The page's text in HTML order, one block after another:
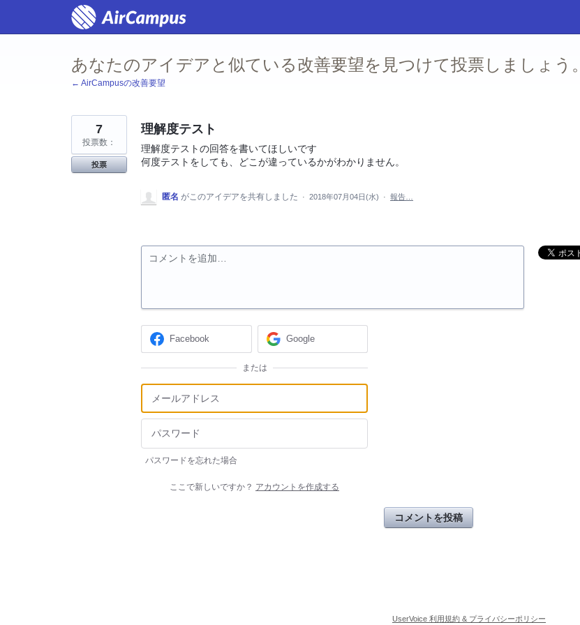
テ
あなたのアイデアと似ている改善要望を見つけて投票しましょう。
← AirCampusの改善要望
理解度テスト
理解度テストの回答を書いてほしいです
何度テストをしても、どこが違っているかがわかりません。
7
投票数：
投票
匿名 がこのアイデアを共有しました · 2018年07月04日(水) · 報告…
コメントを追加…
Facebook Google
または
パスワードを忘れた場合
ここで新しいですか？ アカウントを作成する
コメントを投稿
UserVoice 利用規約 & プライバシーポリシー